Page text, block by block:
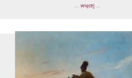
... więcej ...